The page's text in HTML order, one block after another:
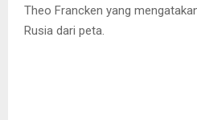
Theo Francken yang
Rusia dari peta.